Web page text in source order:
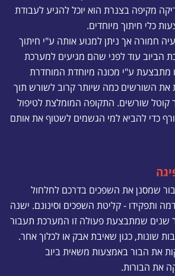
מקיפה בצנרת הוא יוכל להגיע לעבודת
כלי חיתוך מיוחדים.
חמורה אך ניתן למנוע אותה ע"י חיתוך
הביוב עוד לפני שהם מגיעים למערכת
מתבצעת ע"י מכונה מיוחדת המוחדרת
את השורשים כמה שיותר קרוב לשורש תוך
קוטל שורשים. התקופה המומלצת לטיפול
כדי להביא למי הגשמים לשטוף את אותם
שמסנן את השפכים בדרכם לחלחול
ותפקידו - קליטת השפכים וסינונם. ישנה
שמתבצעת פעולה זו המערכת תעבור
שונות, כגון שאיבת אבק או לכלוך אחר.
את הבור באמצעות משאית ביוב
את הבורות.